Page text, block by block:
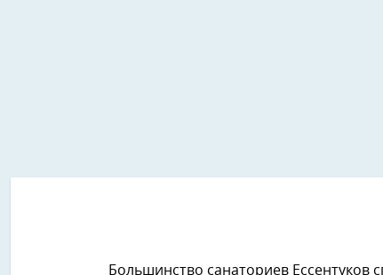
Большинство санаториев Ессентуков